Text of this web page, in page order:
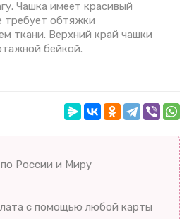
Чашка имеет красивый
требует обтяжки
ткани. Верхний край чашки
бейкой.
России и Миру
с помощью любой карты